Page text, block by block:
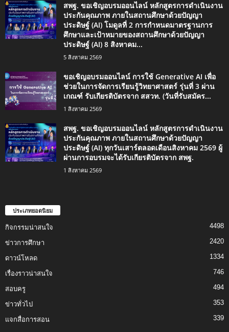
สพฐ. ขอเชิญอบรมออนไลน์ หลักสูตรการดำเนินงาน
ประกันคุณภาพ ภายในสถานศึกษาด้วยปัญญา
ประดิษฐ์ (AI) โมดูลที่ 2 การกำหนดมาตรฐานการ
ศึกษาและเป้าหมายของสถานศึกษาด้วยปัญญา
ประดิษฐ์ (AI) 8 สิงหาคม...
5 สิงหาคม 2569
ขอเชิญอบรมออนไลน์ การใช้ Generative AI เพื่อ
ช่วยในการจัดการเรียนรู้วิทยาศาสตร์ รุ่นที่ 3 ผ่าน
เกณฑ์ รับเกียรติบัตรจาก สสวท. (วันที่รับสมัคร...
1 สิงหาคม 2569
สพฐ. ขอเชิญอบรมออนไลน์ หลักสูตรการดำเนินงาน
ประกันคุณภาพ ภายในสถานศึกษาด้วยปัญญา
ประดิษฐ์ (AI) ทุกวันเสาร์ตลอดเดือนสิงหาคม 2569 ผู้
ผ่านการอบรมจะได้รับเกียรติบัตรจาก สพฐ.
1 สิงหาคม 2569
ประเภทยอดนิยม
กิจกรรมน่าสนใจ 4498
ข่าวการศึกษา 2420
ดาวน์โหลด 1334
เรื่องราวน่าสนใจ 746
สอบครู 494
ข่าวทั่วไป 353
แจกสื่อการสอน 339